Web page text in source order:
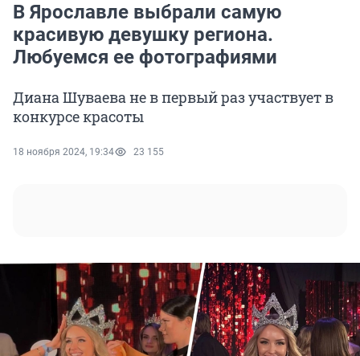
В Ярославле выбрали самую
красивую девушку региона.
Любуемся ее фотографиями
Диана Шуваева не в первый раз участвует в
конкурсе красоты
18 ноября 2024, 19:34 23 155